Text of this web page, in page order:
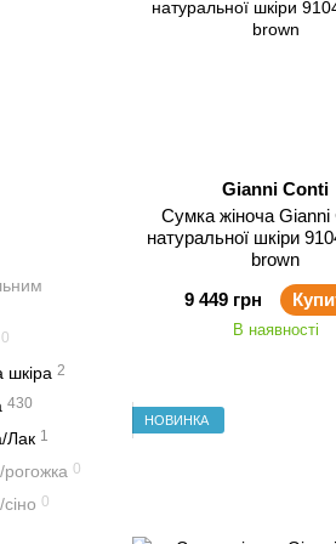
Gianni Conti
Сумка жіноча Gianni Conti з
натуральної шкіри
brown
9 449 грн
В наявності
НОВИНКА
0
2
430
Лак 1
0
0